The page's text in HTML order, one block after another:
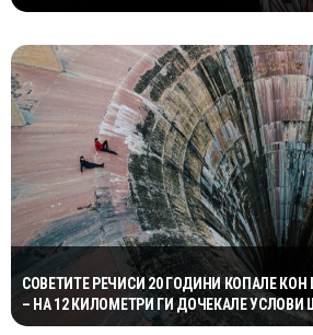
СОВЕТИТЕ РЕЧИСИ 20 ГОДИНИ КОПАЛЕ КОН
– НА 12 КИЛОМЕТРИ ГИ ДОЧЕКАЛЕ УСЛОВИ
ОЧЕКУВАЛ